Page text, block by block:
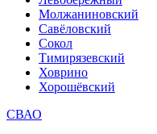
Молжаниновский
Савёловский
Сокол
Тимирязевский
Ховрино
Хорошёвский
СВАО